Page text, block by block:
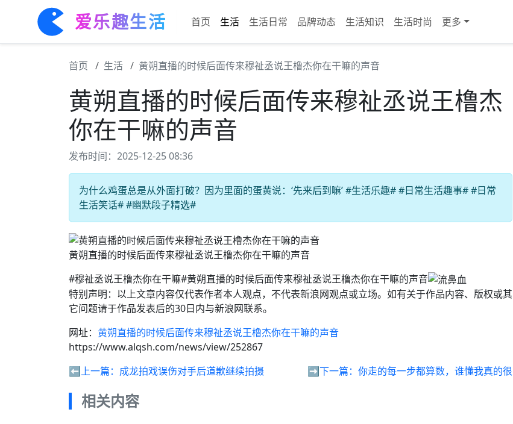
爱乐趣生活 首页 生活 生活日常 品牌动态 生活知识 生活时尚 更多
首页 生活 黄朔直播的时候后面传来穆祉丞说王橹杰你在干嘛的声音
黄朔直播的时候后面传来穆祉丞说王橹杰
你在干嘛的声音
发布时间：2025-12-25 08:36
为什么鸡蛋总是从外面打破？因为里面的蛋黄说：‘先来后到嘛’ #生活乐趣# #日常生活趣事# #日常
生活笑话# #幽默段子精选#
黄朔直播的时候后面传来穆祉丞说王橹杰你在干嘛的声音
#穆祉丞说王橹杰你在干嘛#黄朔直播的时候后面传来穆祉丞说王橹杰你在干嘛的声音
特别声明：以上文章内容仅代表作者本人观点，不代表新浪网观点或立场。如有关于作品内容、版权或其
它问题请于作品发表后的30日内与新浪网联系。
网址： 黄朔直播的时候后面传来穆祉丞说王橹杰你在干嘛的声音
https://www.alqsh.com/news/view/252867
⬅️上一篇： 成龙拍戏误伤对手后道歉继续拍摄 ➡️下一篇： 你走的每一步都算数，谁懂我真的很
相关内容